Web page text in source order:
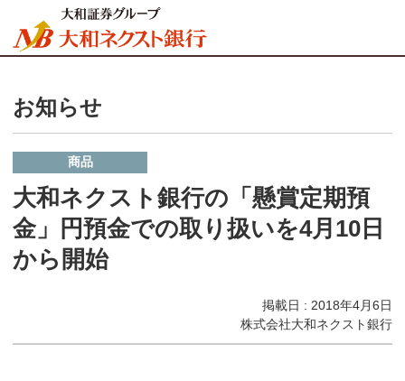
お知らせ
商品
大和ネクスト銀行の「懸賞定期預
金」円預金での取り扱いを4月10日
から開始
掲載日 : 2018年4月6日
株式会社大和ネクスト銀行